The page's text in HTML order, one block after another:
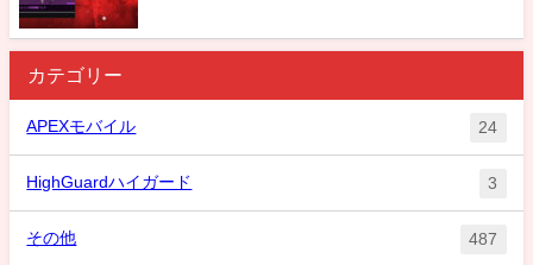
カテゴリー
APEXモバイル 24
HighGuardハイガード 3
その他 487